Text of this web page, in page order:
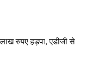
रुपए हड़पा, एडीजी से